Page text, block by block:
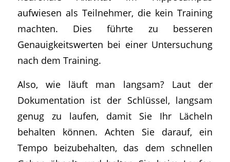
aufwiesen als Teilnehmer, die kein Training
machten. Dies führte zu besseren
Genauigkeitswerten bei einer Untersuchung
nach dem Training.
Also, wie läuft man langsam? Laut der
Dokumentation ist der Schlüssel, langsam
genug zu laufen, damit Sie Ihr Lächeln
behalten können. Achten Sie darauf, ein
Tempo beizubehalten, das dem schnellen